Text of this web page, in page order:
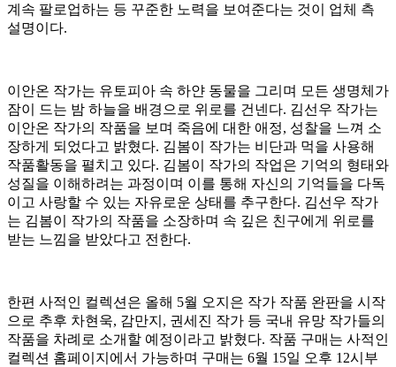
계속 팔로업하는 등 꾸준한 노력을 보여준다는 것이 업체 측
설명이다.
이안온 작가는 유토피아 속 하얀 동물을 그리며 모든 생명체가
잠이 드는 밤 하늘을 배경으로 위로를 건넨다. 김선우 작가는
이안온 작가의 작품을 보며 죽음에 대한 애정, 성찰을 느껴 소
장하게 되었다고 밝혔다. 김봄이 작가는 비단과 먹을 사용해
작품활동을 펼치고 있다. 김봄이 작가의 작업은 기억의 형태와
성질을 이해하려는 과정이며 이를 통해 자신의 기억들을 다독
이고 사랑할 수 있는 자유로운 상태를 추구한다. 김선우 작가
는 김봄이 작가의 작품을 소장하며 속 깊은 친구에게 위로를
받는 느낌을 받았다고 전한다.
한편 사적인 컬렉션은 올해 5월 오지은 작가 작품 완판을 시작
으로 추후 차현욱, 감만지, 권세진 작가 등 국내 유망 작가들의
작품을 차례로 소개할 예정이라고 밝혔다. 작품 구매는 사적인
컬렉션 홈페이지에서 가능하며 구매는 6월 15일 오후 12시부